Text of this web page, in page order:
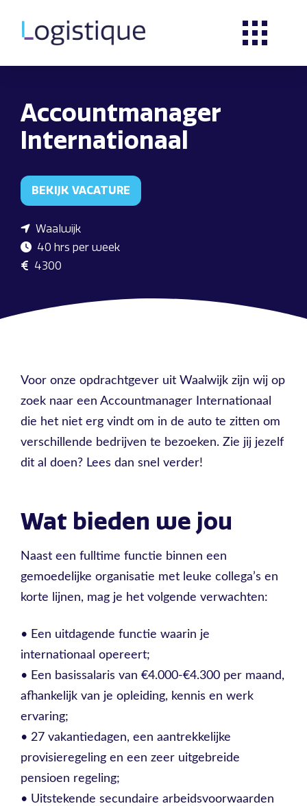
Accountmanager
Internationaal
BEKIJK VACATURE
Waalwijk
40 hrs per week
4300
Voor onze opdrachtgever uit Waalwijk zijn wij op
zoek naar een Accountmanager Internationaal
die het niet erg vindt om in de auto te zitten om
verschillende bedrijven te bezoeken. Zie jij jezelf
dit al doen? Lees dan snel verder!
Wat bieden we jou
Naast een fulltime functie binnen een
gemoedelijke organisatie met leuke collega’s en
korte lijnen, mag je het volgende verwachten:
• Een uitdagende functie waarin je
internationaal opereert;
• Een basissalaris van €4.000-€4.300 per maand,
afhankelijk van je opleiding, kennis en werk
ervaring;
• 27 vakantiedagen, een aantrekkelijke
provisieregeling en een zeer uitgebreide
pensioen regeling;
• Uitstekende secundaire arbeidsvoorwaarden